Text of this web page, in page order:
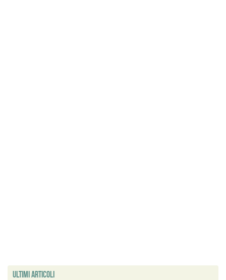
Ultimi articoli